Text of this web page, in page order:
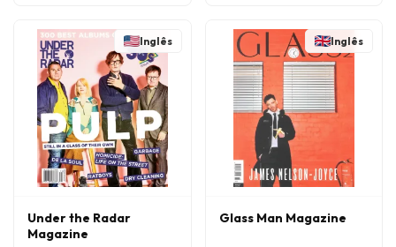
Inglês
Under the Radar
Magazine
Inglês
Glass Man Magazine